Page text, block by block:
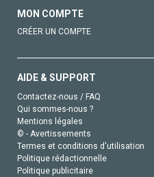
MON COMPTE
CRÉER UN COMPTE
AIDE & SUPPORT
Contactez-nous / FAQ
Qui sommes-nous ?
Mentions légales
© - Avertissements
Termes et conditions d'utilisation
Politique rédactionnelle
Politique publicitaire